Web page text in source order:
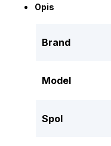
Opis
Brand
Model
Spol